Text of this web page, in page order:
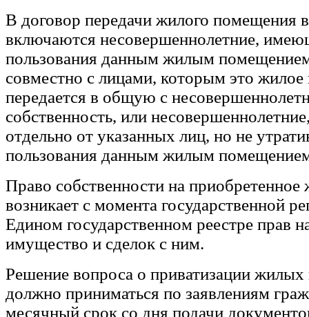
В договор передачи жилого помещения
включаются несовершеннолетние,
пользования данным жилым
совместно с лицами, которым это
передается в общую с
собственность, или
отдельно от указанных лиц, но не
пользования данным жилым
Право собственности на
возникает с момента государственной
Едином государственном реестре прав
имущество и сделок с ним.
Решение вопроса о приватизации
должно приниматься по заявлениям
месячный срок со дня подачи